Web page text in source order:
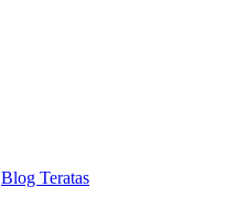
Blog Teratas